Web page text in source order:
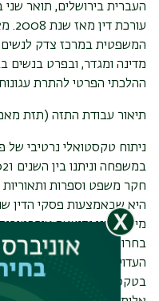
העברית בירושלים, תואר שני
המשפטית במרכז צדק
מדינה ומגדר, ובפרט בנשים
ההלכתי הפרטי להתרת עגונות
תיאור עבודת התזה (תזת
ניתוח טקסטואלי נרטיבי של
חקר משפט וספרות
היא שבאמצעות פסקי הדין
מידע טכני ותוצאה
בחרו הדיינים לספר. מוקד
העדויות, אופן הניתוח
בטקסט. המחקר התמקד הן